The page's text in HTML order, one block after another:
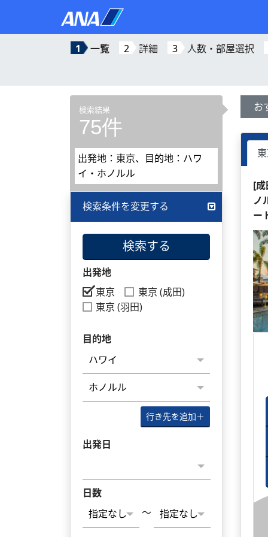
1 一覧 2 詳細 3 人数・部屋選択
検索結果
75件
出発地：東京、目的地：ハワ
イ・ホノルル
検索条件を変更する
検索する
出発地
東京
東京 (成田)
東京 (羽田)
目的地
行き先を追加＋
出発日
日数
～
お
[
ノ
ー